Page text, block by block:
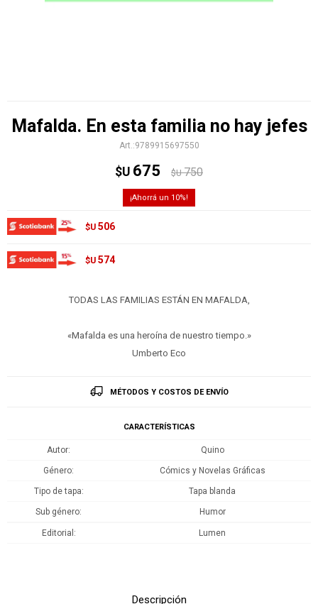
Mafalda. En esta familia no hay jefes
9789915697550
$U 675 $U 750
10
$U 506
$U 574
TODAS LAS FAMILIAS ESTÁN EN MAFALDA,
«Mafalda es una heroína de nuestro tiempo.»
Umberto Eco
MÉTODOS Y COSTOS DE ENVÍO
CARACTERÍSTICAS
Autor Quino
Género Cómics y Novelas Gráficas
Tipo de tapa Tapa blanda
Sub género Humor
Editorial Lumen
Descripción